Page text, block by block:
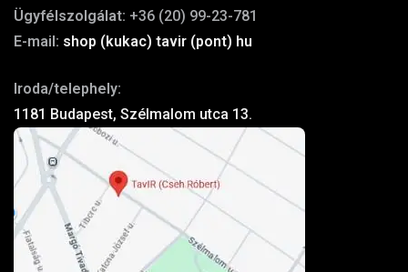
Ügyfélszolgálat: +36 (20) 99-23-781
E-mail: shop (kukac) tavir (pont) hu
Iroda/telephely:
1181 Budapest, Szélmalom utca 13.